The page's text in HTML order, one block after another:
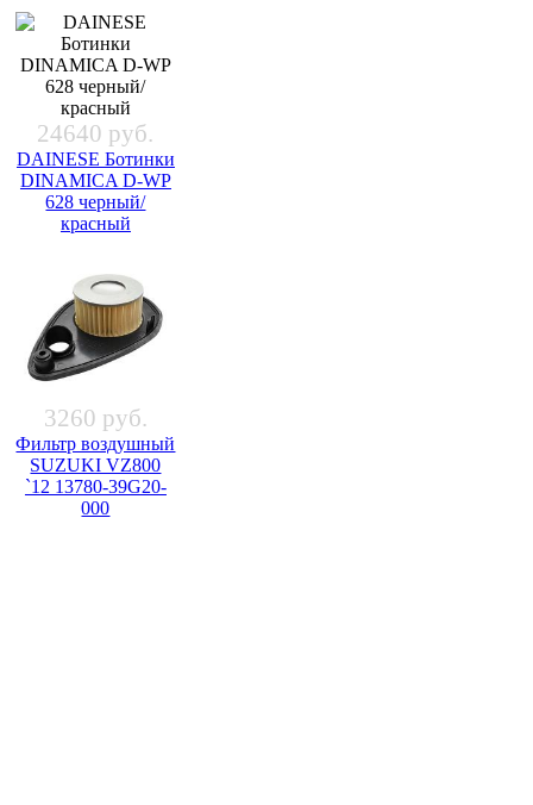
24640 руб.
DAINESE Ботинки
DINAMICA D-WP
628 черный/
красный
3260 руб.
Фильтр воздушный
SUZUKI VZ800
`12 13780-39G20-
000